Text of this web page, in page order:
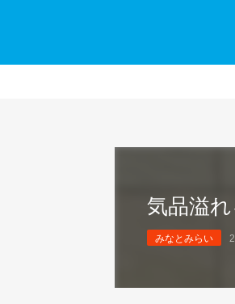
気品溢れ
みなとみらい